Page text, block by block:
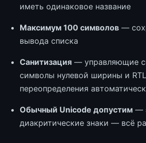
иметь одинаковое название
Максимум 100 символов —
вывода списка
Санитизация — управляющие
символы нулевой ширины и
переопределения
Обычный Unicode допустим —
диакритические знаки — всё